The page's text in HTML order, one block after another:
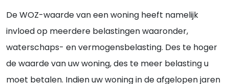
De WOZ-waarde van een woning heeft namelijk
invloed op meerdere belastingen waaronder,
waterschaps- en vermogensbelasting. Des te hoger
de waarde van uw woning, des te meer belasting u
moet betalen. Indien uw woning in de afgelopen jaren